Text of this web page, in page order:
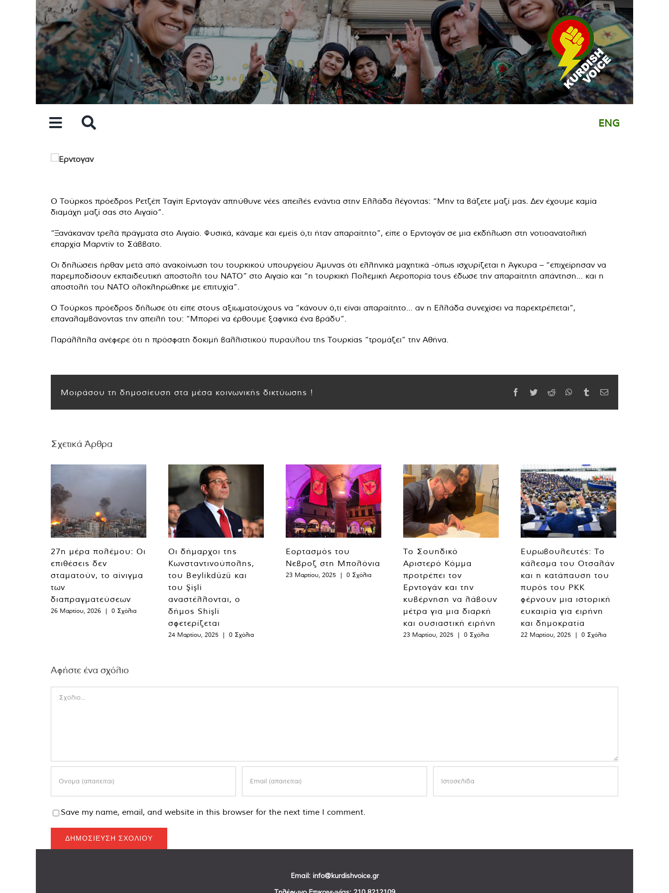
ENG
Ο Τούρκος πρόεδρος Ρετζέπ Ταγίπ Ερντογάν απηύθυνε νέες απειλές ενάντια στην Ελλάδα λέγοντας: “Μην τα βάζετε μαζί μας. Δεν έχουμε καμία
διαμάχη μαζί σας στο Αιγαίο”.
“Ξανάκαναν τρελά πράγματα στο Αιγαίο. Φυσικά, κάναμε και εμείς ό,τι ήταν απαραίτητο”, είπε ο Ερντογάν σε μια εκδήλωση στη νοτιοανατολική
επαρχία Μαρντίν το Σάββατο.
Οι δηλώσεις ήρθαν μετά από ανακοίνωση του τουρκικού υπουργείου Άμυνας ότι ελληνικά μαχητικά -όπως ισχυρίζεται η Άγκυρα – “επιχείρησαν να
παρεμποδίσουν εκπαιδευτική αποστολή του ΝΑΤΟ” στο Αιγαίο και “η τουρκική Πολεμική Αεροπορία τους έδωσε την απαραίτητη απάντηση… και η
αποστολή του ΝΑΤΟ ολοκληρώθηκε με επιτυχία”.
Ο Τούρκος πρόεδρος δήλωσε ότι είπε στους αξιωματούχους να “κάνουν ό,τι είναι απαραίτητο… αν η Ελλάδα συνεχίσει να παρεκτρέπεται”,
επαναλαμβάνοντας την απειλή του: “Μπορεί να έρθουμε ξαφνικά ένα βράδυ”.
Παράλληλα ανέφερε ότι η πρόσφατη δοκιμή βαλλιστικού πυραύλου της Τουρκίας “τρομάζει” την Αθήνα.
Μοιράσου τη δημοσίευση στα μέσα κοινωνικής δικτύωσης ! Facebook
TwitterReddit WhatsApp
TumblrEmail
Σχετικά Άρθρα
27η μέρα πολέμου: Οι
επιθέσεις δεν
σταματούν, το αίνιγμα
των
διαπραγματεύσεων
26 Μαρτίου, 2026 | 0 Σχόλια
Οι δήμαρχοι της
Κωνσταντινούπολης,
του Beylikdüzü και
του Şişli
αναστέλλονται, ο
δήμος Shişli
σφετερίζεται
24 Μαρτίου, 2025 | 0 Σχόλια
Εορτασμός του
Νεβροζ στη Μπολόνια
23 Μαρτίου, 2025 | 0 Σχόλια
Το Σουηδικό
Αριστερό Κόμμα
προτρέπει τον
Ερντογάν και την
κυβέρνηση να λάβουν
μέτρα για μια διαρκή
και ουσιαστική ειρήνη
23 Μαρτίου, 2025 | 0 Σχόλια
Ευρωβουλευτές: Το
κάλεσμα του Οτσαλάν
και η κατάπαυση του
πυρός του PKK
φέρνουν μια ιστορική
ευκαιρία για ειρήνη
και δημοκρατία
22 Μαρτίου, 2025 | 0 Σχόλια
Αφήστε ένα σχόλιο
Save my name, email, and website in this browser for the next time I comment.
Email: info@kurdishvoice.gr